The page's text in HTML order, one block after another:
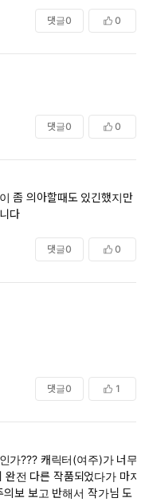
댓글0 0
댓글0 0
좀 의아할때도 있긴했지만
다
댓글0 0
댓글0 1
가??? 캐릭터(여주)가 너무
전 다른 작품되었다가 마지
의보 보고 반해서 작가님 도